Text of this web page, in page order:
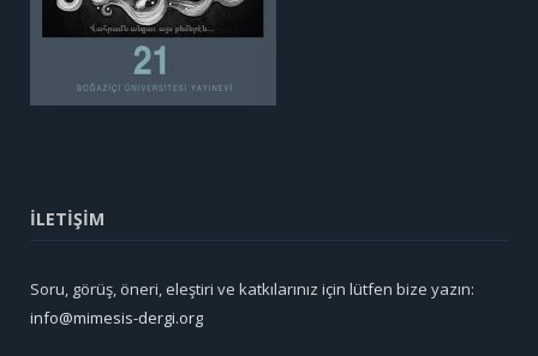
İLETİŞİM
Soru, görüş, öneri, eleştiri ve katkılarınız için lütfen bize yazın:
info@mimesis-dergi.org